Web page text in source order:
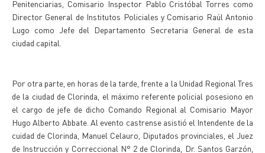
Penitenciarias, Comisario Inspector Pablo Cristóbal Torres como
Director General de Institutos Policiales y Comisario Raúl Antonio
Lugo como Jefe del Departamento Secretaria General de esta
ciudad capital.
Por otra parte, en horas de la tarde, frente a la Unidad Regional Tres
de la ciudad de Clorinda, el máximo referente policial posesiono en
el cargo de jefe de dicho Comando Regional al Comisario Mayor
Hugo Alberto Abbate. Al evento castrense asistió el Intendente de la
cuidad de Clorinda, Manuel Celauro, Diputados provinciales, el Juez
de Instrucción y Correccional N° 2 de Clorinda, Dr. Santos Garzón,